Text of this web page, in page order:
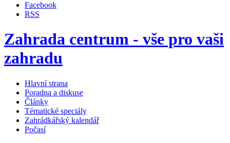
Facebook
RSS
Zahrada centrum - vše pro vaši
zahradu
Hlavní strana
Poradna a diskuse
Články
Tématické speciály
Zahrádkářský kalendář
Počasí